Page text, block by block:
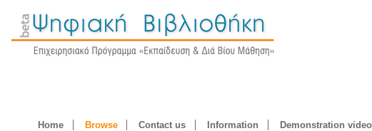
Home Browse Contact us Information Demonstration video